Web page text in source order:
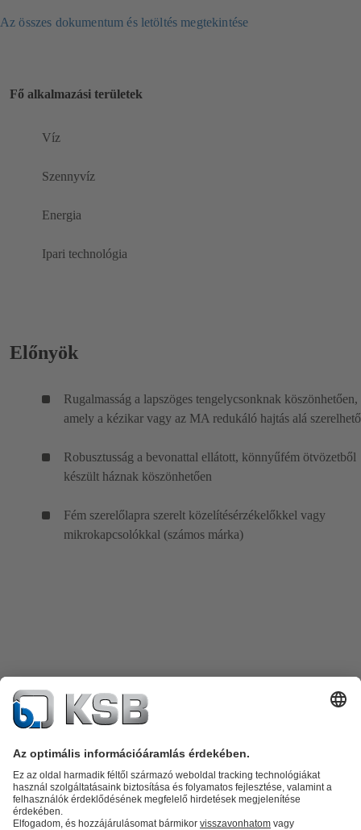
Az összes dokumentum és letöltés megtekintése
Fő alkalmazási területek
Víz
Szennyvíz
Energia
Ipari technológia
Előnyök
Rugalmasság a lapszöges tengelycsonknak köszönhetően,
amely a kézikar vagy az MA redukáló hajtás alá szerelhető
Robusztusság a bevonattal ellátott, könnyűfém ötvözetből
készült háznak köszönhetően
Fém szerelőlapra szerelt közelítésérzékelőkkel vagy
mikrokapcsolókkal (számos márka)